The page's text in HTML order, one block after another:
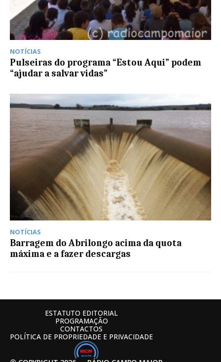
NOTÍCIAS
Pulseiras do programa “Estou Aqui” podem
“ajudar a salvar vidas”
NOTÍCIAS
Barragem do Abrilongo acima da quota
máxima e a fazer descargas
ESTATUTO EDITORIAL
PROGRAMAÇÃO
CONTACTOS
POLÍTICA DE PROPRIEDADE E PRIVACIDADE